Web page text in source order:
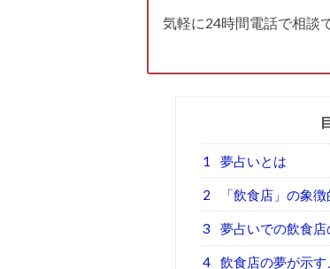
気軽に24時間電話で相談
1 夢占いとは
2 「飲食店」の象
3 夢占いでの飲食
4 飲食店の夢が示